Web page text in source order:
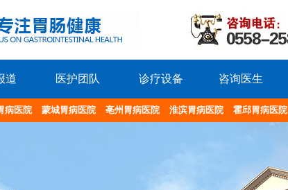
道 医护团队 诊疗设备 咨询医生
病医院 蒙城胃病医院 亳州胃病医院 淮滨胃病医院 霍邱胃病医院